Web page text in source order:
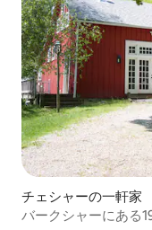
チェシャーの一軒家
バークシャーにある